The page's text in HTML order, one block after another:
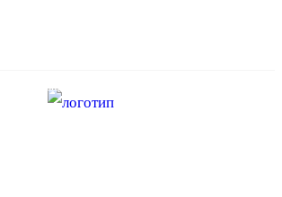
6-осевые технологии. Наши возможности